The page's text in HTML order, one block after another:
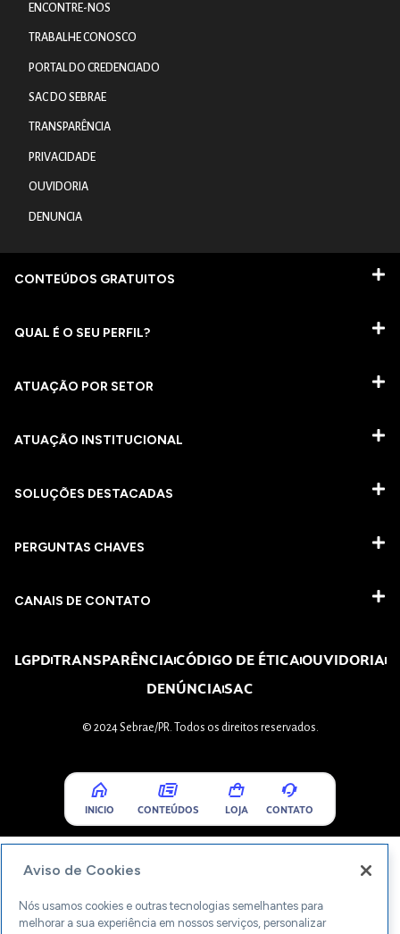
ENCONTRE-NOS
TRABALHE CONOSCO
PORTAL DO CREDENCIADO
SAC DO SEBRAE
TRANSPARÊNCIA
PRIVACIDADE
OUVIDORIA
DENUNCIA
CONTEÚDOS GRATUITOS
QUAL É O SEU PERFIL?
ATUAÇÃO POR SETOR
ATUAÇÃO INSTITUCIONAL
SOLUÇÕES DESTACADAS
PERGUNTAS CHAVES​
CANAIS DE CONTATO
LGPDTRANSPARÊNCIACÓDIGO DE ÉTICAOUVIDORIA
DENÚNCIASAC
© 2024 Sebrae/PR. Todos os direitos reservados.
INICIO CONTEÚDOS LOJA CONTATO
Aviso de Cookies
Nós usamos cookies e outras tecnologias semelhantes para
melhorar a sua experiência em nossos serviços, personalizar